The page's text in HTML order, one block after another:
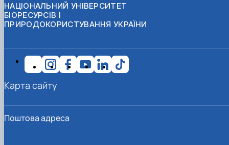
НАЦІОНАЛЬНИЙ УНІВЕРСИТЕТ
БІОРЕСУРСІВ І
ПРИРОДОКОРИСТУВАННЯ УКРАЇНИ
Поштова адреса
Карта сайту